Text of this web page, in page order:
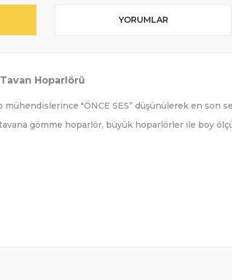
YORUMLAR
Hoparlörü
mühendislerince "ÖNCE SES” düşünülerek en
gömme hoparlör, büyük hoparlörler ile boy
– 20kHz